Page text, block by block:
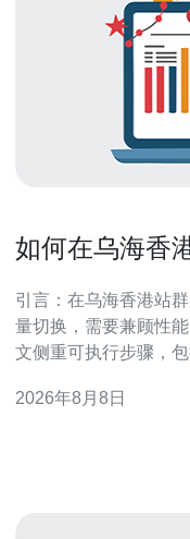
如何在乌海香
引言：在乌海香港站
量切换，需要兼顾性
文侧重可执行步骤，
换、监控回滚与SEO/
2026年8月8日